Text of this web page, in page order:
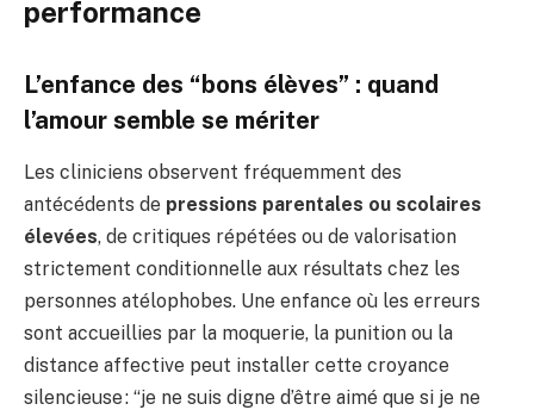
performance
L’enfance des “bons élèves” : quand
l’amour semble se mériter
Les cliniciens observent fréquemment des
antécédents de pressions parentales ou scolaires
élevées, de critiques répétées ou de valorisation
strictement conditionnelle aux résultats chez les
personnes atélophobes. Une enfance où les erreurs
sont accueillies par la moquerie, la punition ou la
distance affective peut installer cette croyance
silencieuse : “je ne suis digne d’être aimé que si je ne